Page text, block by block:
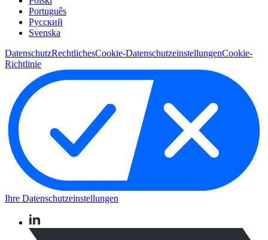
Português
Pусский
Svenska
DatenschutzRechtlichesCookie-DatenschutzeinstellungenCookie-
Richtlinie
Ihre Datenschutzeinstellungen